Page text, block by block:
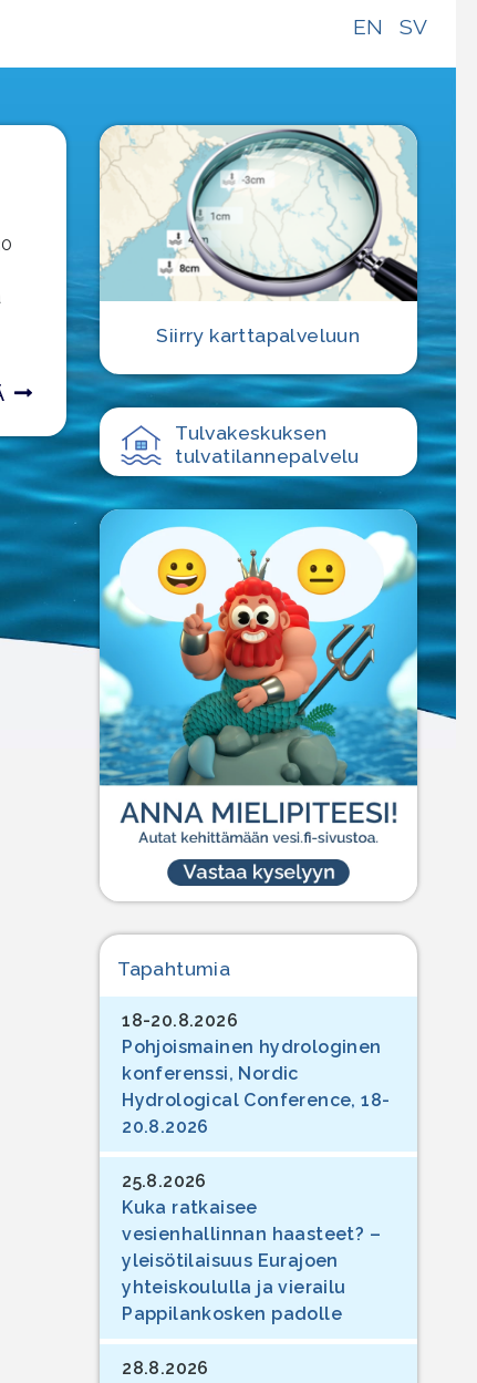
SV
EN
Siirry karttapalveluun
Tulvakeskuksen
tulvatilanne­palvelu
Tapahtumia
18-20.8.2026
Pohjoismainen hydrologinen
konferenssi, Nordic
Hydrological Conference, 18-
20.8.2026
25.8.2026
Kuka ratkaisee
vesienhallinnan haasteet? –
yleisötilaisuus Eurajoen
yhteiskoululla ja vierailu
Pappilankosken padolle
28.8.2026